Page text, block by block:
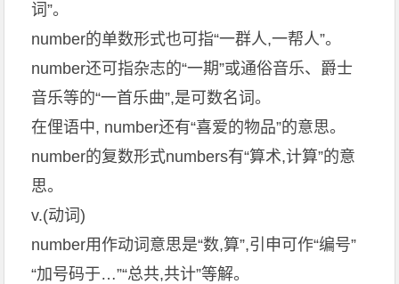
词”。
number的单数形式也可指“一群人,一帮人”。
number还可指杂志的“一期”或通俗音乐、爵士
音乐等的“一首乐曲”,是可数名词。
在俚语中, number还有“喜爱的物品”的意思。
number的复数形式numbers有“算术,计算”的意
思。
v.(动词)
number用作动词意思是“数,算”,引申可作“编号”
“加号码于…”“总共,共计”等解。